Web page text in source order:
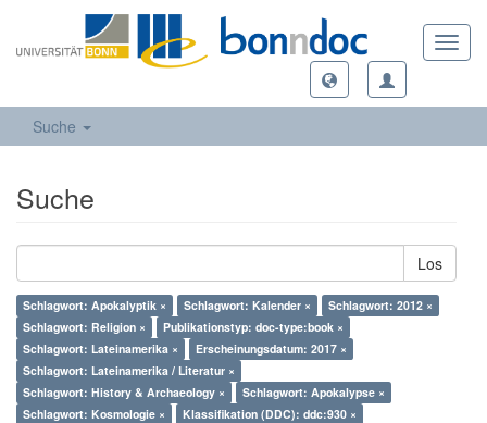
Suche
Suche
Los
Schlagwort: Apokalyptik × Schlagwort: Kalender ×
Schlagwort: 2012 ×
Schlagwort: Religion ×
Publikationstyp: doc-type:book ×
Schlagwort: Lateinamerika ×
Erscheinungsdatum: 2017 ×
Schlagwort: Lateinamerika / Literatur ×
Schlagwort: History & Archaeology ×
Schlagwort: Apokalypse ×
Schlagwort: Kosmologie ×
Klassifikation (DDC): ddc:930 ×